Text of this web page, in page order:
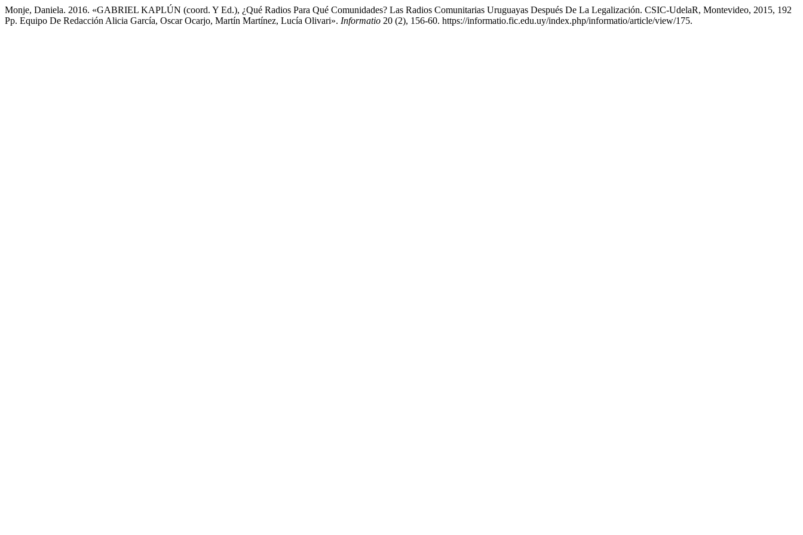
Monje, Daniela. 2016. «GABRIEL KAPLÚN (coord. Y Ed.), ¿Qué Radios Para Qué Comunidades? Las Radios Comunitarias Uruguayas Después De La Legalización. CSIC-UdelaR, Montevideo, 2015, 192
Pp. Equipo De Redacción Alicia García, Oscar Ocarjo, Martín Martínez, Lucía Olivari». Informatio 20 (2), 156-60. https://informatio.fic.edu.uy/index.php/informatio/article/view/175.